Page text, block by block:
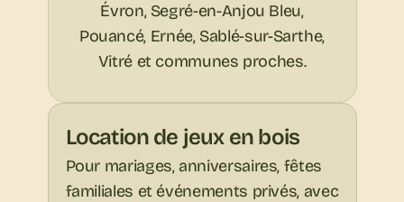
Évron, Segré-en-Anjou Bleu,
Pouancé, Ernée, Sablé-sur-Sarthe,
Vitré et communes proches.
Location de jeux en bois
Pour mariages, anniversaires, fêtes
familiales et événements privés, avec